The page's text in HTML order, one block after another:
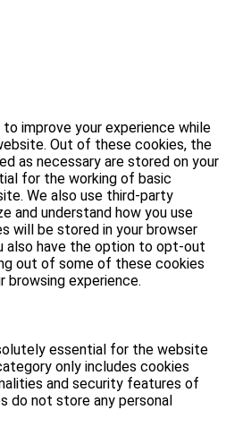
improve your experience while
Out of these cookies, the
as necessary are stored on your
for the working of basic
We also use third-party
and understand how you use
will be stored in your browser
also have the option to opt-out
out of some of these cookies
browsing experience.
essential for the website
only includes cookies
and security features of
do not store any personal